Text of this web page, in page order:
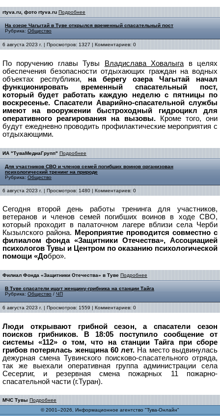
rtyva.ru, фото rtyva.ru Подробнее
На озере Чагытай в Туве открылся временный спасательный пост
Рубрика: Общество
6 августа 2023 г. | Просмотров: 1327 | Комментариев: 0
По поручению главы Тувы Владислава Ховалыга в целях
обеспечения​ безопасности отдыхающих граждан на водных
объектах республики, на берегу озера Чагытай начал
функционировать временный спасательный пост,
который будет работать каждую неделю с пятницы по
воскресенье. Спасатели Аварийно-спасательной службы
имеют на вооружении быстроходный гидроцикл для
оперативного реагирования на вызовы.Кроме того, они
будут ежедневно проводить профилактические мероприятия с
отдыхающими.
ИА "ТуваМедиаГрупп" Подробнее
Для участников СВО и членов семей погибших воинов организован
психологический тренинг на природе
Рубрика: Общество
6 августа 2023 г. | Просмотров: 1480 | Комментариев: 0
Сегодня второй день работы тренинга для участников,
ветеранов и членов семей погибших воинов в ходе СВО,
который проходит в палаточном лагере вблизи села Черби
Кызылского района. Мероприятие проводится совместно с
филиалом фонда «Защитники Отечества», Ассоциацией
психологов Тувы и Центром по оказанию психологической
помощи «Добро».
Филиал Фонда «Защитники Отечества» в Туве Подробнее
В Туве спасатели ищут женщину-грибника на станции Тайга
Рубрика: Общество / ЧП
6 августа 2023 г. | Просмотров: 1559 | Комментариев: 0
Люди открывают грибной сезон, а спасатели сезон
поисков грибников. В 18:05 поступило сообщение от
системы «112» о том, что на станции Тайга при сборе
грибов потерялась женщина 60 лет. На место выдвинулась
дежурная смена Тувинского поисково-спасательного отряда,
так же выехали оперативная группа администрации села
Сесерлиг, и резервная смена пожарных 11 пожарно-
спасательной части (г.Туран).
МЧС Тувы Подробнее
© 2001–2026, Информационное агентство "Тува-Онлайн"